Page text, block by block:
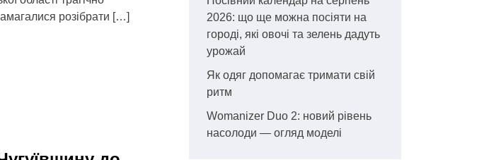
розібрати […]
2026: що ще можна посіяти на
городі, які овочі та зелень дадуть
урожай
Як одяг допомагає тримати свій
ритм
Womanizer Duo 2: новий рівень
насолоди — огляд моделі